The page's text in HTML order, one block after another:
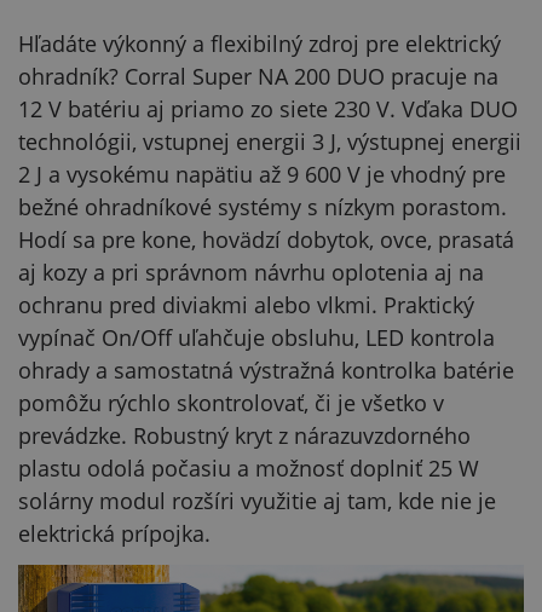
Hľadáte výkonný a flexibilný zdroj pre elektrický
ohradník? Corral Super NA 200 DUO pracuje na
12 V batériu aj priamo zo siete 230 V. Vďaka DUO
technológii, vstupnej energii 3 J, výstupnej energii
2 J a vysokému napätiu až 9 600 V je vhodný pre
bežné ohradníkové systémy s nízkym porastom.
Hodí sa pre kone, hovädzí dobytok, ovce, prasatá
aj kozy a pri správnom návrhu oplotenia aj na
ochranu pred diviakmi alebo vlkmi. Praktický
vypínač On/Off uľahčuje obsluhu, LED kontrola
ohrady a samostatná výstražná kontrolka batérie
pomôžu rýchlo skontrolovať, či je všetko v
prevádzke. Robustný kryt z nárazuvzdorného
plastu odolá počasiu a možnosť doplniť 25 W
solárny modul rozšíri využitie aj tam, kde nie je
elektrická prípojka.